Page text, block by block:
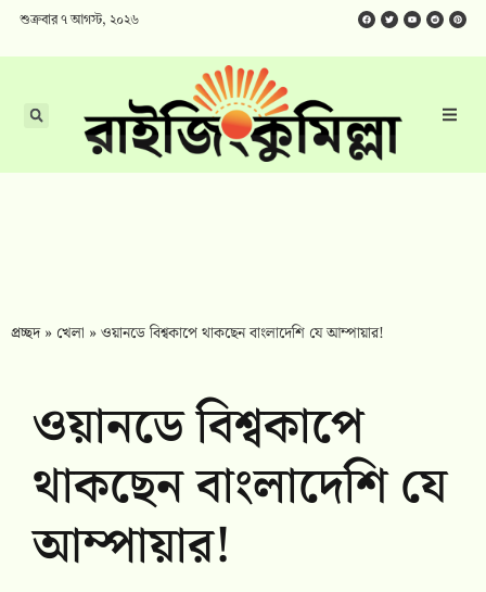
শুক্রবার ৭ আগস্ট, ২০২৬
প্রচ্ছদ» খেলা »ওয়ানডে বিশ্বকাপে থাকছেন বাংলাদেশি যে আম্পায়ার!
ওয়ানডে বিশ্বকাপে
থাকছেন বাংলাদেশি যে
আম্পায়ার!